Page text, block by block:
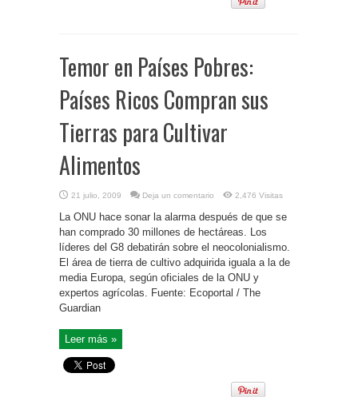
Temor en Países Pobres:
Países Ricos Compran sus
Tierras para Cultivar
Alimentos
21 julio, 2009 Deja un comentario 2,476 Visitas
La ONU hace sonar la alarma después de que se
han comprado 30 millones de hectáreas. Los
líderes del G8 debatirán sobre el neocolonialismo.
El área de tierra de cultivo adquirida iguala a la de
media Europa, según oficiales de la ONU y
expertos agrícolas. Fuente: Ecoportal / The
Guardian
Leer más »